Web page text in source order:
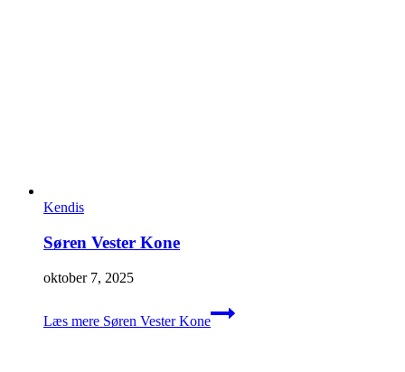
Kendis
Søren Vester Kone
oktober 7, 2025
Læs mere Søren Vester Kone